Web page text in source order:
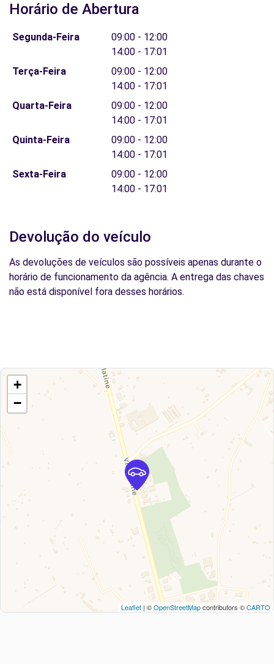
Horário de Abertura
Segunda-Feira
09:00 - 12:00
14:00 - 17:01
Terça-Feira
09:00 - 12:00
14:00 - 17:01
Quarta-Feira
09:00 - 12:00
14:00 - 17:01
Quinta-Feira
09:00 - 12:00
14:00 - 17:01
Sexta-Feira
09:00 - 12:00
14:00 - 17:01
Devolução do veículo
As devoluções de veículos são possíveis apenas durante o
horário de funcionamento da agência. A entrega das chaves
não está disponível fora desses horários.
+
−
Leaflet | ©OpenStreetMapcontributors ©CARTO